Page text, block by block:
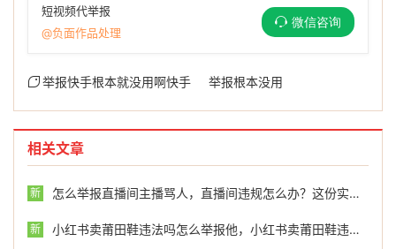
短视频代举报
@负面作品处理
微信咨询
举报快手根本就没用啊快手 举报根本没用
相关文章
新 怎么举报直播间主播骂人，直播间违规怎么办？这份实用维权指南请收好
新 小红书卖莆田鞋违法吗怎么举报他，小红书卖莆田鞋违法吗？举报渠道与应对指南